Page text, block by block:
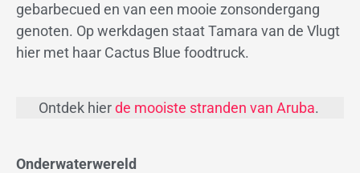
gebarbecued en van een mooie zonsondergang
genoten. Op werkdagen staat Tamara van de Vlugt
hier met haar Cactus Blue foodtruck.
Ontdek hierde mooiste stranden van Aruba.
Onderwaterwereld